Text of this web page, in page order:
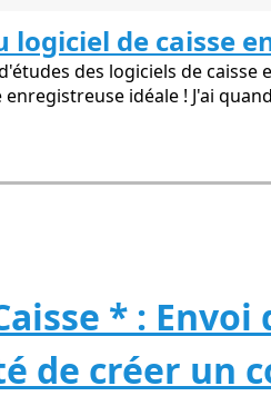
logiciel de caisse
des logiciels de
enregistreuse idéale ! J'ai
* :
de créer un